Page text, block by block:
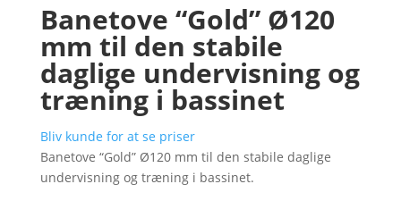
Banetove “Gold” Ø120
mm til den stabile
daglige undervisning og
træning i bassinet
Bliv kunde for at se priser
Banetove “Gold” Ø120 mm til den stabile daglige
undervisning og træning i bassinet.